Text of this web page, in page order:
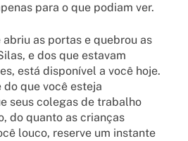
para o que podiam ver.
as portas e quebrou as
e dos que estavam
está disponível a você hoje.
que você esteja
seus colegas de trabalho
do quanto as crianças
louco, reserve um instante